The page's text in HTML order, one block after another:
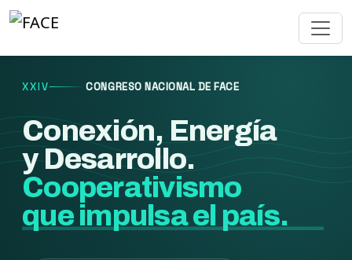
XXIV CONGRESO NACIONAL DE FACE
Conexión, Energía
y Desarrollo.
Cooperativismo
que impulsa el país.